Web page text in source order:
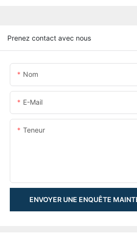
Prenez contact avec nous
Nom
E-Mail
Teneur
ENVOYER UNE ENQUÊTE